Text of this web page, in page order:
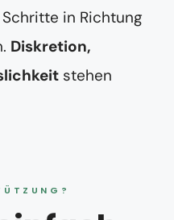
in Richtung
Diskretion,
stehen